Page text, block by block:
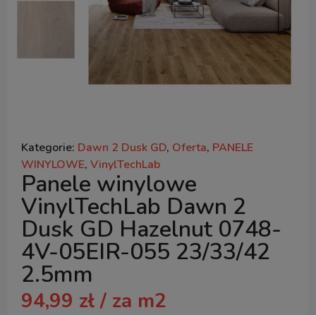
Kategorie: Dawn 2 Dusk GD, Oferta, PANELE
WINYLOWE, VinylTechLab
Panele winylowe
VinylTechLab Dawn 2
Dusk GD Hazelnut 0748-
4V-05EIR-055 23/33/42
2.5mm
94,99 zł / za m2